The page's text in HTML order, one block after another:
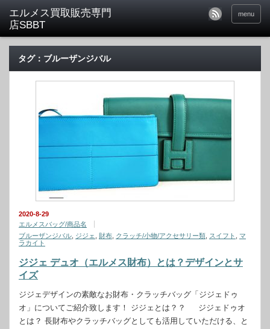
menu
タグ：ブルーザンジバル
2020-8-29
エルメスバッグ/商品名
ブルーザンジバル ジジェ 財布 クラッチ/小物/アクセサリー類 スイフト
マ
ラカイト
ジジェ デュオ（エルメス財布）とは？デザインとサ
イズ
ジジェデザインの素敵なお財布・クラッチバッグ「ジジェドゥ
オ」についてご紹介致します！ ジジェとは？？ ジジェドゥオ
とは？ 長財布やクラッチバッグとしても活用していただける、と